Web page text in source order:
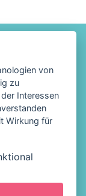
von
zu
Interessen
Wirkung für